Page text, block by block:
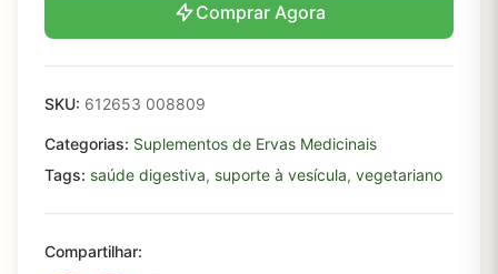
Comprar Agora
SKU: 612653 008809
Categorias: Suplementos de Ervas Medicinais
Tags: saúde digestiva, suporte à vesícula, vegetariano
Compartilhar: